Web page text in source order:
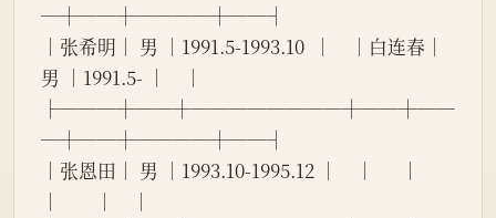
─┼──┼────┼──┤
│张希明│ 男 │1991.5-1993.10  │    │白连春│
男 │1991.5- │    │
├───┼──┼────────┼──┼──
─┼──┼────┼──┤
│张恩田│ 男 │1993.10-1995.12 │    │      │
│        │    │